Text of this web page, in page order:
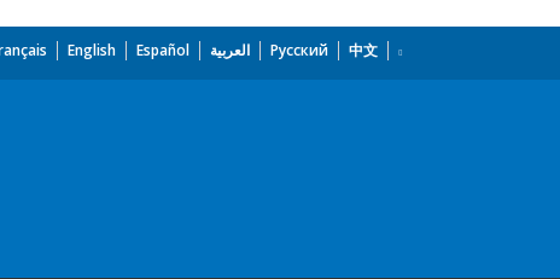
English Español العربية Русский 中文